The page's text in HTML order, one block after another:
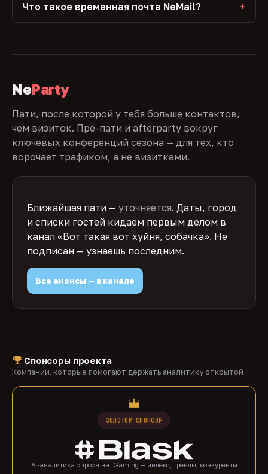
Что такое временная почта NeMail?
NeParty
Пати, после которой у тебя больше контактов,
чем визиток. Пре-пати и afterparty вокруг
ключевых конференций сезона — для тех, кто
ворочает трафиком, а не визитками.
Ближайшая пати — уточняется. Даты, город
и списки гостей кидаем первым делом в
канал «Вот такая вот хуйня, собачка». Не
подписан — узнаешь последним.
Все анонсы — в канале
Спонсоры проекта
Компании, которые помогают держать аналитику открытой
ЗОЛОТОЙ СПОНСОР
AI-аналитика спроса на iGaming — индекс, тренды, конкуренты